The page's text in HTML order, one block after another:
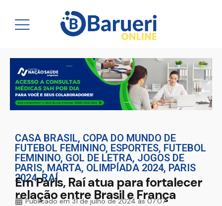
CASA BRASIL, COPA DO MUNDO DE
FUTEBOL FEMININO, ESPORTES, FUTEBOL
FEMININO, GOL DE LETRA, JOGOS DE
PARIS, MARTA, OLIMPÍADA 2024, PARIS
2024,RAÍ
Em Paris, Raí atua para fortalecer
relação entre Brasil e França
Publicado em 31 de julho de 2024 às 07:07